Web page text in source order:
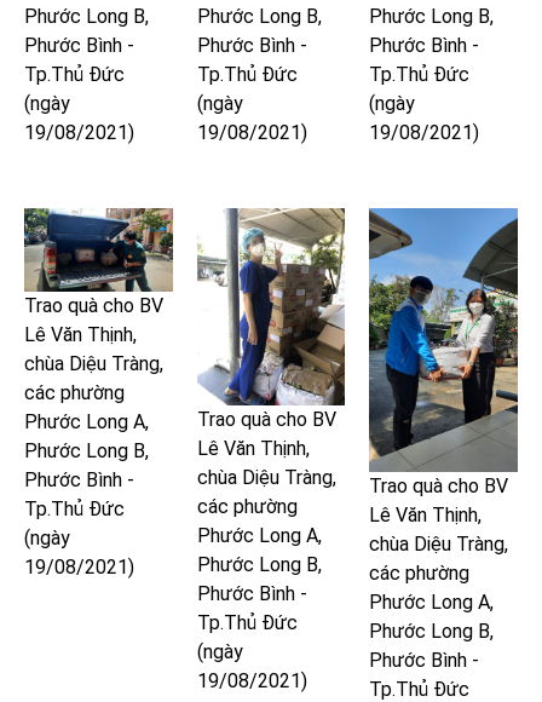
Phước Long B,
Phước Bình -
Tp.Thủ Đức
(ngày
19/08/2021)
Phước Long B,
Phước Bình -
Tp.Thủ Đức
(ngày
19/08/2021)
Phước Long B,
Phước Bình -
Tp.Thủ Đức
(ngày
19/08/2021)
Trao quà cho BV
Lê Văn Thịnh,
chùa Diệu Tràng,
các phường
Phước Long A,
Phước Long B,
Phước Bình -
Tp.Thủ Đức
(ngày
19/08/2021)
Trao quà cho BV
Lê Văn Thịnh,
chùa Diệu Tràng,
các phường
Phước Long A,
Phước Long B,
Phước Bình -
Tp.Thủ Đức
(ngày
19/08/2021)
Trao quà cho BV
Lê Văn Thịnh,
chùa Diệu Tràng,
các phường
Phước Long A,
Phước Long B,
Phước Bình -
Tp.Thủ Đức